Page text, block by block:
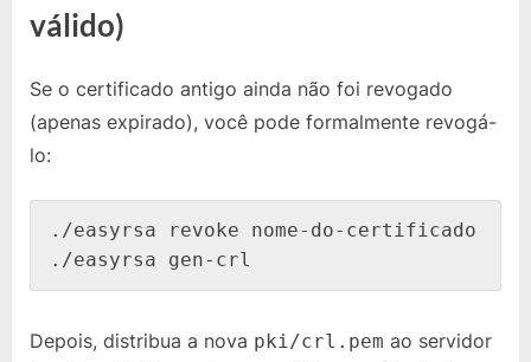
válido)
Se o certificado antigo ainda não foi revogado
(apenas expirado), você pode formalmente revogá-
lo:
./easyrsa revoke nome-do-certificado
Depois, distribua a nova pki/crl.pem ao servidor